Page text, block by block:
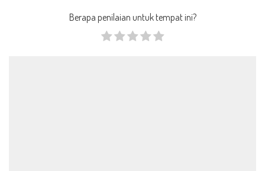
Berapa penilaian untuk tempat ini?